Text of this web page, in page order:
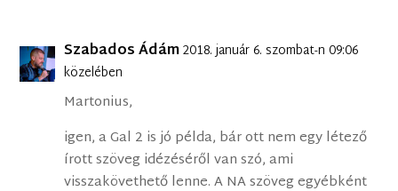
Szabados Ádám2018. január 6. szombat-n 09:06
közelében
Martonius,
igen, a Gal 2 is jó példa, bár ott nem egy létező
írott szöveg idézéséről van szó, ami
visszakövethető lenne. A NA szöveg egyébként